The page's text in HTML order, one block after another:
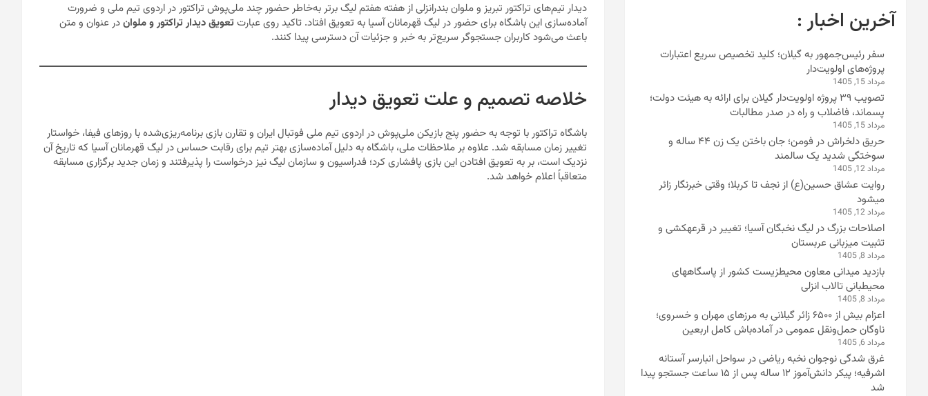
دیدار تیم‌های تراکتور تبریز و ملوان بندرانزلی از هفته هفتم لیگ برتر به‌خاطر حضور چند ملی‌پوش تراکتور در اردوی تیم ملی و ضرورت
آماده‌سازی این باشگاه برای حضور در لیگ قهرمانان آسیا به تعویق افتاد. تاکید روی عبارت تعویق دیدار تراکتور و ملواندر عنوان و متن
باعث می‌شود کاربران جستجوگر سریع‌تر به خبر و جزئیات آن دسترسی پیدا کنند.
خلاصه تصمیم و علت تعویق دیدار
باشگاه تراکتور با توجه به حضور پنج بازیکن ملی‌پوش در اردوی تیم ملی فوتبال ایران و تقارن بازی برنامه‌ریزی‌شده با روزهای فیفا، خواستار
تغییر زمان مسابقه شد. علاوه بر ملاحظات ملی، باشگاه به دلیل آماده‌سازی بهتر تیم برای رقابت حساس در لیگ قهرمانان آسیا که تاریخ آن
نزدیک است، بر به تعویق افتادن این بازی پافشاری کرد؛ فدراسیون و سازمان لیگ نیز درخواست را پذیرفتند و زمان جدید برگزاری مسابقه
متعاقباً اعلام خواهد شد.
آخرین اخبار :
سفر رئیس‌جمهور به گیلان؛ کلید تخصیص سریع اعتبارات
پروژه‌های اولویت‌دار
مرداد 15, 1405
تصویب ۳۹ پروژه اولویت‌دار گیلان برای ارائه به هیئت دولت؛
پسماند، فاضلاب و راه در صدر مطالبات
مرداد 15, 1405
حریق دلخراش در فومن؛ جان باختن یک زن ۴۴ ساله و
سوختگی شدید یک سالمند
مرداد 12, 1405
روایت عشاق حسین(ع) از نجف تا کربلا؛ وقتی خبرنگار زائر
میشود
مرداد 12, 1405
اصلاحات بزرگ در لیگ نخبگان آسیا؛ تغییر در قرعهکشی و
تثبیت میزبانی عربستان
مرداد 8, 1405
بازدید میدانی معاون محیطزیست کشور از پاسگاههای
محیطبانی تالاب انزلی
مرداد 8, 1405
اعزام بیش از ۶۵۰۰ زائر گیلانی به مرزهای مهران و خسروی؛
ناوگان حمل‌ونقل عمومی در آماده‌باش کامل اربعین
مرداد 6, 1405
غرق شدگی نوجوان نخبه ریاضی در سواحل انبارسر آستانه
اشرفیه؛ پیکر دانش‌آموز ۱۲ ساله پس از ۱۵ ساعت جستجو پیدا
شد